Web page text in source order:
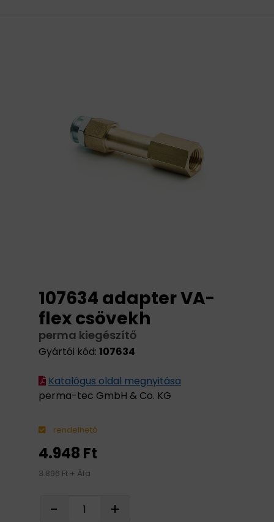
107634 adapter VA-
flex csövekh
perma kiegészítő
Gyártói kód: 107634
Katalógus oldal megnyitása
perma-tec GmbH & Co. KG
rendelhető
4.948 Ft
3.896 Ft + Áfa
- +